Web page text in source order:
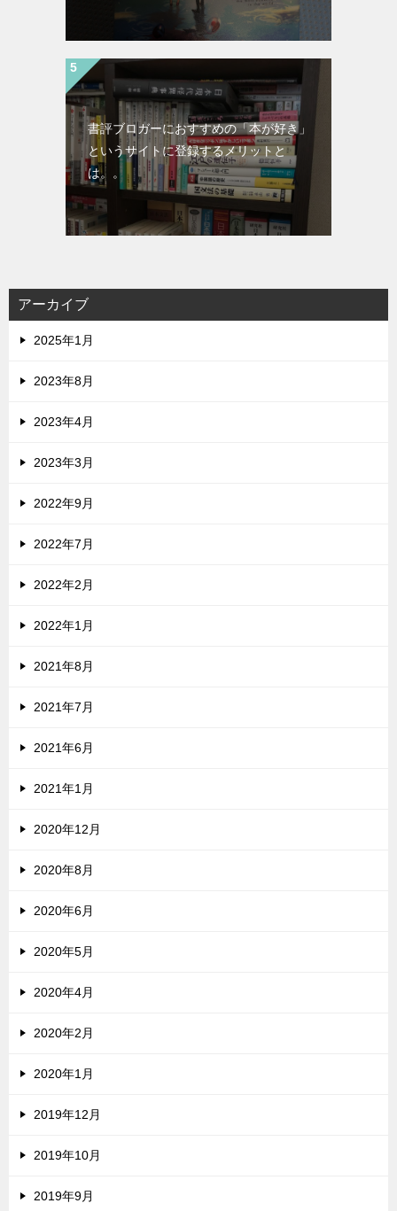
書評ブロガーにおすすめの「本が好き」
というサイトに登録するメリットと
は。。
アーカイブ
2025年1月
2023年8月
2023年4月
2023年3月
2022年9月
2022年7月
2022年2月
2022年1月
2021年8月
2021年7月
2021年6月
2021年1月
2020年12月
2020年8月
2020年6月
2020年5月
2020年4月
2020年2月
2020年1月
2019年12月
2019年10月
2019年9月